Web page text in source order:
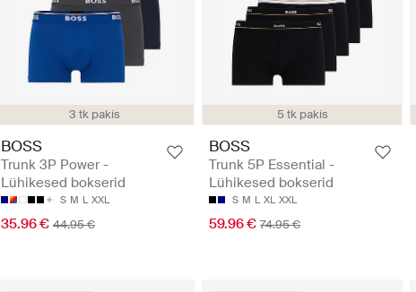
3 tk pakis
BOSS
Trunk 3P Power -
Lühikesed bokserid
S M L XXL
35.96 € 44.95 €
5 tk pakis
BOSS
Trunk 5P Essential -
Lühikesed bokserid
S M L XL XXL
59.96 € 74.95 €